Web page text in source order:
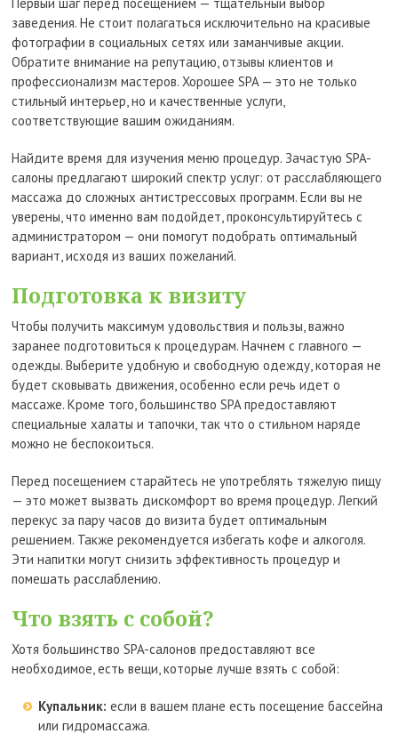
заведения. Не стоит полагаться исключительно на красивые
фотографии в социальных сетях или заманчивые акции.
Обратите внимание на репутацию, отзывы клиентов и
профессионализм мастеров. Хорошее SPA — это не только
стильный интерьер, но и качественные услуги,
соответствующие вашим ожиданиям.
Найдите время для изучения меню процедур. Зачастую SPA-
салоны предлагают широкий спектр услуг: от расслабляющего
массажа до сложных антистрессовых программ. Если вы не
уверены, что именно вам подойдет, проконсультируйтесь с
администратором — они помогут подобрать оптимальный
вариант, исходя из ваших пожеланий.
Подготовка к визиту
Чтобы получить максимум удовольствия и пользы, важно
заранее подготовиться к процедурам. Начнем с главного —
одежды. Выберите удобную и свободную одежду, которая не
будет сковывать движения, особенно если речь идет о
массаже. Кроме того, большинство SPA предоставляют
специальные халаты и тапочки, так что о стильном наряде
можно не беспокоиться.
Перед посещением старайтесь не употреблять тяжелую пищу
— это может вызвать дискомфорт во время процедур. Легкий
перекус за пару часов до визита будет оптимальным
решением. Также рекомендуется избегать кофе и алкоголя.
Эти напитки могут снизить эффективность процедур и
помешать расслаблению.
Что взять с собой?
Хотя большинство SPA-салонов предоставляют все
необходимое, есть вещи, которые лучше взять с собой:
Купальник: если в вашем плане есть посещение бассейна
или гидромассажа.